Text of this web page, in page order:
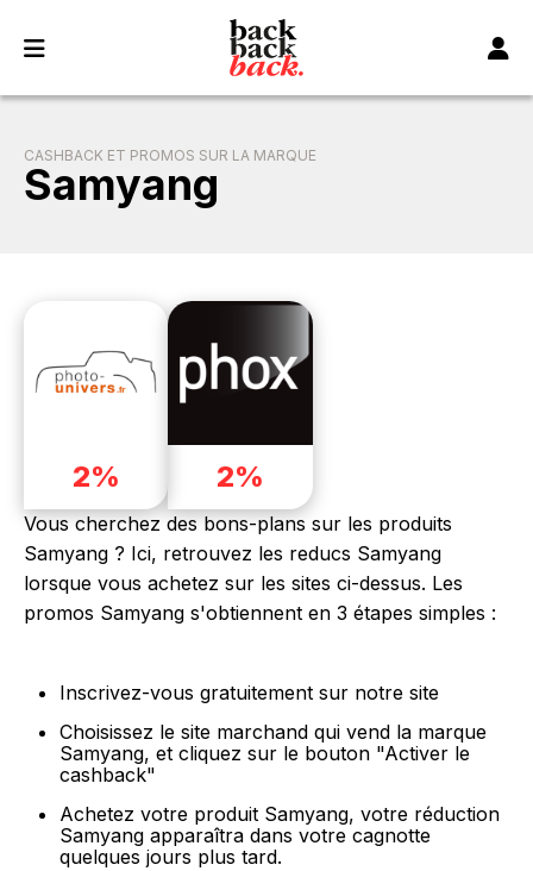
CASHBACK ET PROMOS SUR LA MARQUE
Samyang
2% 2%
Vous cherchez des bons-plans sur les produits
Samyang ? Ici, retrouvez les reducs Samyang
lorsque vous achetez sur les sites ci-dessus. Les
promos Samyang s'obtiennent en 3 étapes simples :
Inscrivez-vous gratuitement sur notre site
Choisissez le site marchand qui vend la marque
Samyang, et cliquez sur le bouton "Activer le
cashback"
Achetez votre produit Samyang, votre réduction
Samyang apparaîtra dans votre cagnotte
quelques jours plus tard.